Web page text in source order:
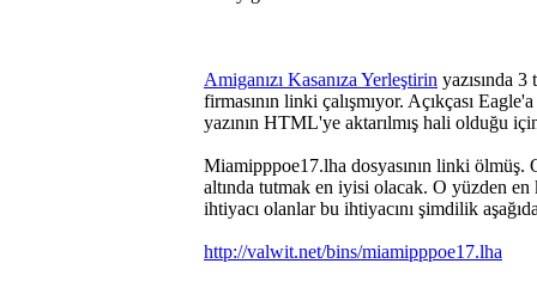
Amiganızı Kasanıza Yerleştirin yazısında
firmasının linki çalışmıyor. Açıkçası
yazının HTML'ye aktarılmış hali olduğu
Miamipppoe17.lha dosyasının linki ölmüş.
altında tutmak en iyisi olacak. O yüzden en
ihtiyacı olanlar bu ihtiyacını şimdilik
http://valwit.net/bins/miamipppoe17.lha